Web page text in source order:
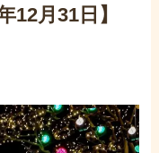
12月31日】